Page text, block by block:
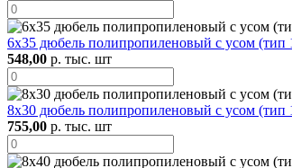
6х35 дюбель полипропиленовый с усом (тип
548,00 р. тыс. шт
8х30 дюбель полипропиленовый с усом (тип
755,00 р. тыс. шт